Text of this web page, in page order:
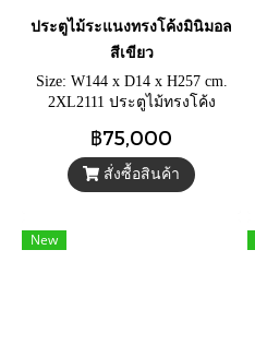
ประตูไม้ระแนงทรงโค้งมินิมอล
สีเขียว
Size: W144 x D14 x H257 cm.
2XL2111 ประตูไม้ทรงโค้ง
แต่งสวน แต่งคาเฟ่
฿75,000
สั่งซื้อสินค้า
New